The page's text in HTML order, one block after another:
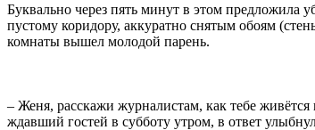
Буквально через пять минут в этом предложила
пустому коридору, аккуратно снятым обоям
комнаты вышел молодой парень.
– Женя, расскажи журналистам, как тебе
ждавший гостей в субботу утром, в ответ